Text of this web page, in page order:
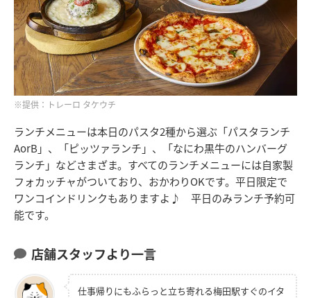
※提供：トレーロ タケウチ
ランチメニューは本日のパスタ2種から選ぶ「パスタランチ
AorB」、「ピッツァランチ」、「なにわ黒牛のハンバーグ
ランチ」などさまざま。すべてのランチメニューには自家製
フォカッチャがついており、おかわりOKです。平日限定で
ワンコインドリンクもありますよ♪ 平日のみランチ予約可
能です。
店舗スタッフより一言
仕事帰りにもふらっと立ち寄れる梅田駅すぐのイタ